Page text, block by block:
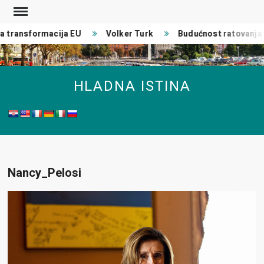
Skip
content
transformacija EU Volker Turk Budućnost ratovanja
HLADNA ISTINA
Nancy_Pelosi